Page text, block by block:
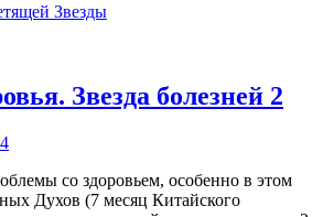
Звезды
Звезда болезней 2
со здоровьем, особенно в этом
Духов (7 месяц Китайского